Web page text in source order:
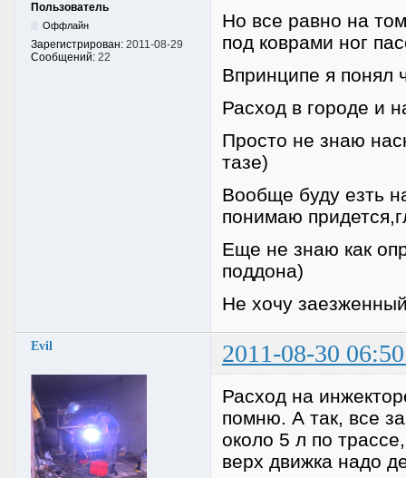
Пользователь
Оффлайн
Зарегистрирован: 2011-08-29
Сообщений: 22
Но все равно на
под коврами ног
Впринципе я понял
Расход в городе и
Просто не знаю
тазе)
Вообще буду езть
понимаю
Еще не знаю как
поддона)
Не хочу
Evil 2011-08-30
Расход на
помню. А так, все
около 5 л по
верх движка надо